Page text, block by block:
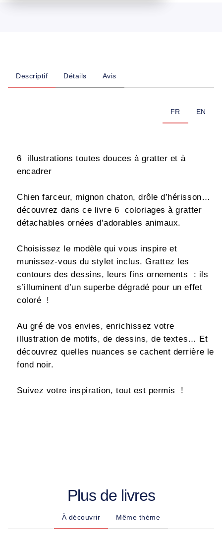
Descriptif Détails Avis
FR EN
6 illustrations toutes douces à gratter et à
encadrer
Chien farceur, mignon chaton, drôle d’hérisson…
découvrez dans ce livre 6 coloriages à gratter
détachables ornées d’adorables animaux.
Choisissez le modèle qui vous inspire et
munissez-vous du stylet inclus. Grattez les
contours des dessins, leurs fins ornements : ils
s’illuminent d’un superbe dégradé pour un effet
coloré !
Au gré de vos envies, enrichissez votre
illustration de motifs, de dessins, de textes… Et
découvrez quelles nuances se cachent derrière le
fond noir.
Suivez votre inspiration, tout est permis !
Plus de livres
À découvrir Même thème